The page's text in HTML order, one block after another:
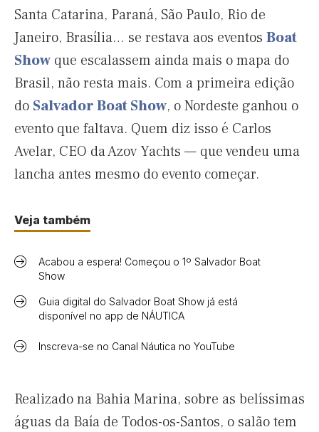
Santa Catarina, Paraná, São Paulo, Rio de
Janeiro, Brasília… se restava aos eventos Boat
Show que escalassem ainda mais o mapa do
Brasil, não resta mais. Com a primeira edição
do Salvador Boat Show, o Nordeste ganhou o
evento que faltava. Quem diz isso é Carlos
Avelar, CEO da Azov Yachts — que vendeu uma
lancha antes mesmo do evento começar.
Veja também
Acabou a espera! Começou o 1º Salvador Boat
Show
Guia digital do Salvador Boat Show já está
disponível no app de NÁUTICA
Inscreva-se no Canal Náutica no YouTube
Realizado na Bahia Marina, sobre as belíssimas
águas da Baía de Todos-os-Santos, o salão tem